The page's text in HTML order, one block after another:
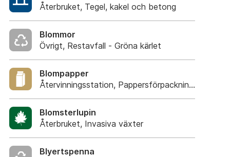
Återbruket, Tegel, kakel och betong
Blommor
Övrigt, Restavfall - Gröna kärlet
Blompapper
Återvinningsstation, Pappersförpackningar. Eller
Blomsterlupin
Återbruket, Invasiva växter
Blyertspenna